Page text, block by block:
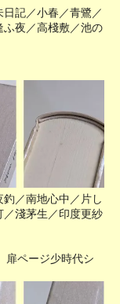
記／小春／青鷺／
夜／高棧敷／池の
／南地心中／片し
／淺茅生／印度更紗
ページ少時代シ